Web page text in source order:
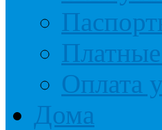
Оплата
Дома